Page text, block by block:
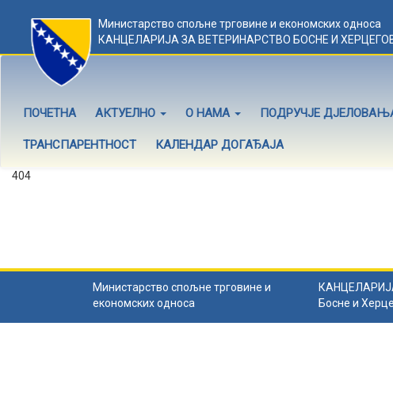
Министарство спољне трговине и економских односа
КАНЦЕЛАРИЈА ЗА ВЕТЕРИНАРСТВО БОСНЕ И
ПОЧЕТНА АКТУЕЛНО О НАМА ПОДРУЧЈЕ
ТРАНСПАРЕНТНОСТ КАЛЕНДАР ДОГАЂАЈА
404
Министарство спољне трговине и
економских односа
Босне и